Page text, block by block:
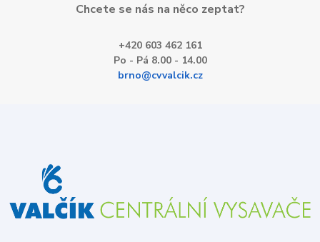
Chcete se nás na něco zeptat?
+420 603 462 161
Po - Pá 8.00 - 14.00
brno@cvvalcik.cz